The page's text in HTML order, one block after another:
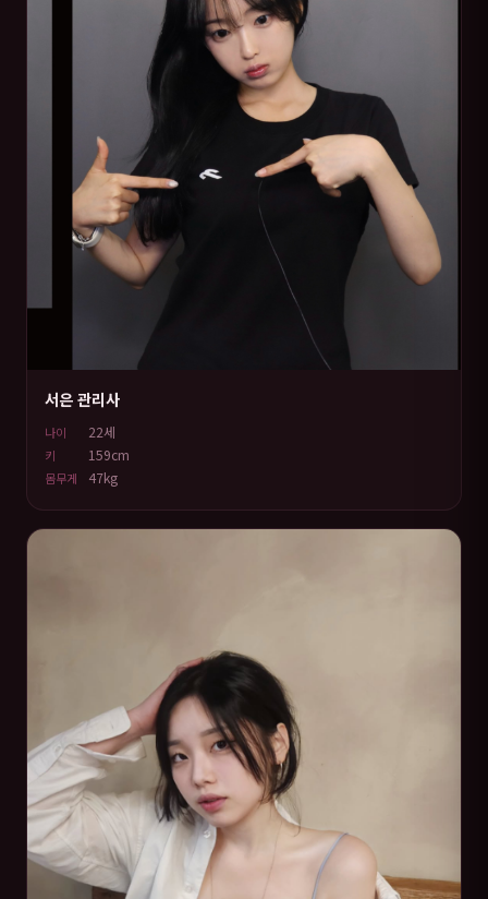
서은 관리사
나이 22세
키 159cm
몸무게 47kg